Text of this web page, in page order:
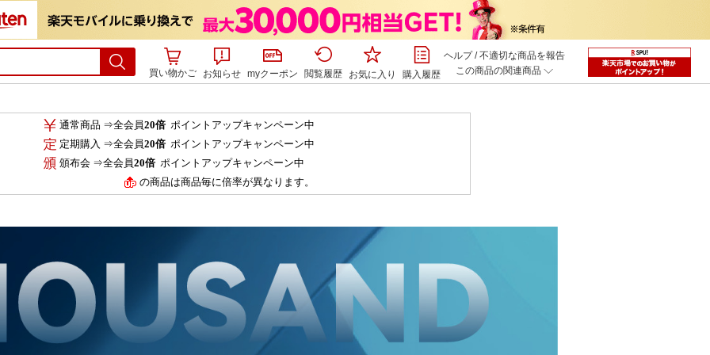
買い物かご お知らせ myクーポン 閲覧履歴 お気に入り 購入履歴
ヘルプ/不適切な商品を報告
この商品の関連商品
通常商品 ⇒全会員20倍 ポイントアップキャンペーン中
定期購入 ⇒全会員20倍 ポイントアップキャンペーン中
頒布会 ⇒全会員20倍 ポイントアップキャンペーン中
の商品は商品毎に倍率が異なります。